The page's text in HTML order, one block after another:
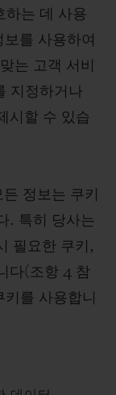
하는 데 사용
를 사용하여
는 고객 서비
지정하거나
시할 수 있습
정보는 쿠키
. 특히 당사는
필요한 쿠키,
다(조항 4 참
를 사용합니